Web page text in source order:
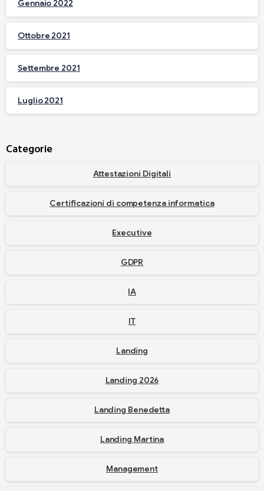
Gennaio 2022
Ottobre 2021
Settembre 2021
Luglio 2021
Categorie
Attestazioni Digitali
Certificazioni di competenza informatica
Executive
GDPR
IA
IT
Landing
Landing 2026
Landing Benedetta
Landing Martina
Management